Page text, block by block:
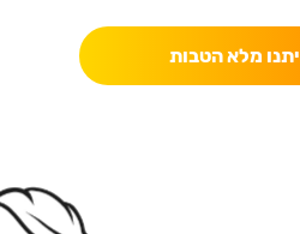
מלא הטבות